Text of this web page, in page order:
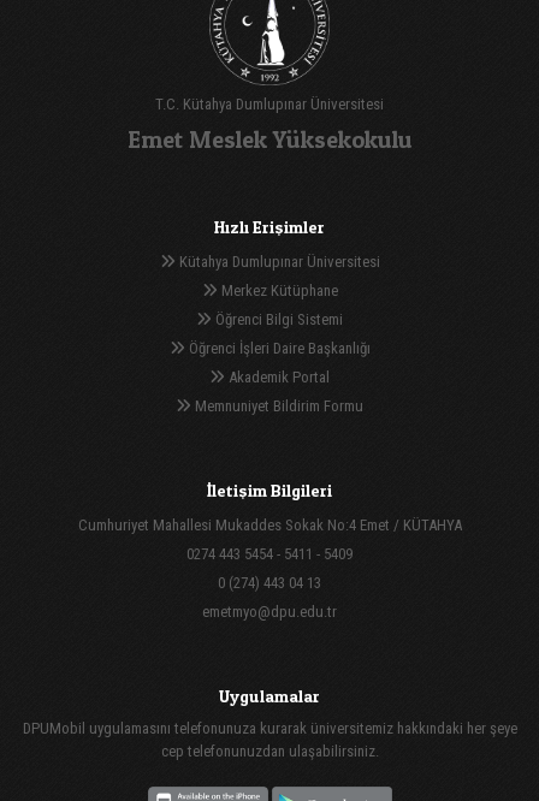
T.C. Kütahya Dumlupınar Üniversitesi
Emet Meslek Yüksekokulu
Hızlı Erişimler
Kütahya Dumlupınar Üniversitesi
Merkez Kütüphane
Öğrenci Bilgi Sistemi
Öğrenci İşleri Daire Başkanlığı
Akademik Portal
Memnuniyet Bildirim Formu
İletişim Bilgileri
Cumhuriyet Mahallesi Mukaddes Sokak No:4 Emet / KÜTAHYA
0274 443 5454 - 5411 - 5409
0 (274) 443 04 13
emetmyo@dpu.edu.tr
Uygulamalar
DPUMobil uygulamasını telefonunuza kurarak üniversitemiz hakkındaki her şeye
cep telefonunuzdan ulaşabilirsiniz.